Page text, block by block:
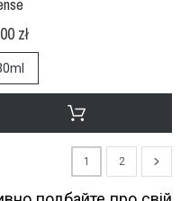
zł
1 2